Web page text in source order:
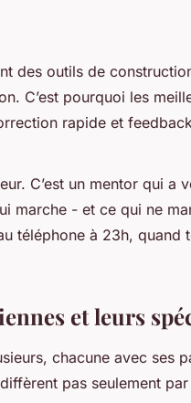
des outils de
C’est pourquoi les
rapide et
C’est un mentor qui a
marche - et ce qui ne
téléphone à 23h, quand
et leurs
chacune avec ses
pas seulement